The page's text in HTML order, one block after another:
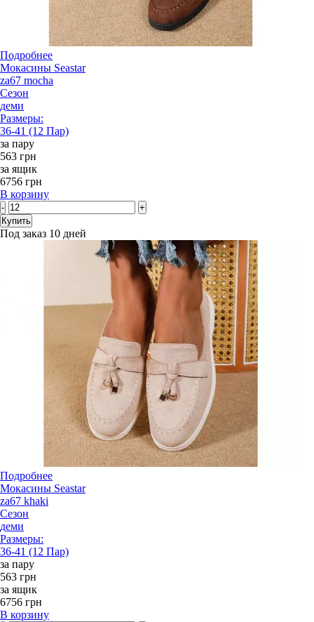
Подробнее
Мокасины Seastar
za67 mocha
Сезон
деми
Размеры:
36-41 (12 Пар)
за пару
563 грн
за ящик
6756 грн
В корзину
-
+
Купить
Под заказ 10 дней
Подробнее
Мокасины Seastar
za67 khaki
Сезон
деми
Размеры:
36-41 (12 Пар)
за пару
563 грн
за ящик
6756 грн
В корзину